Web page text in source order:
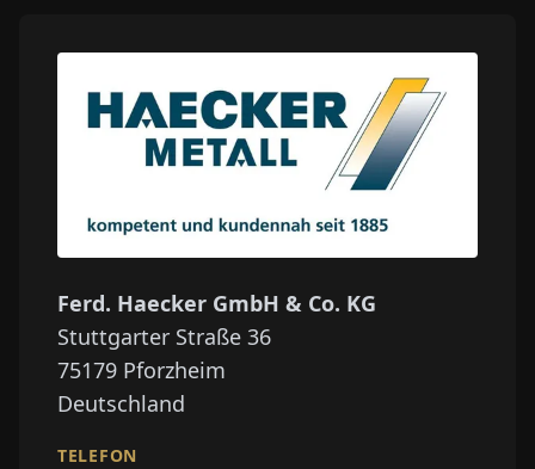
Ferd. Haecker GmbH & Co. KG
Stuttgarter Straße 36
75179 Pforzheim
Deutschland
TELEFON